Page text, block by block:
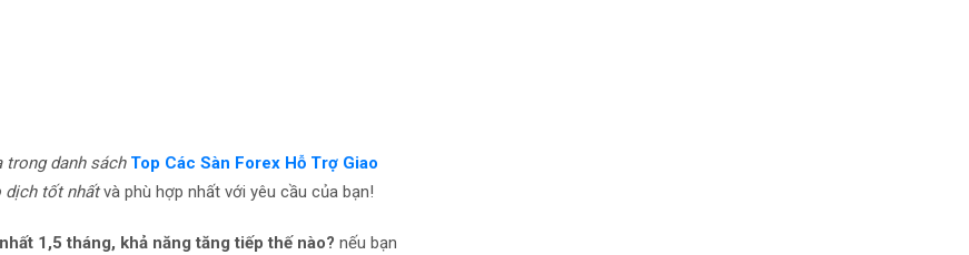
trong danh sách Top Các Sàn Forex Hỗ Trợ Giao
dịch tốt nhấtvà phù hợp nhất với yêu cầu của bạn!
1,5 tháng, khả năng tăng tiếp thế nào? nếu bạn